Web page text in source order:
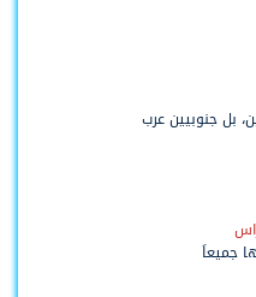
بل جنوبيين عرب
جميعاً